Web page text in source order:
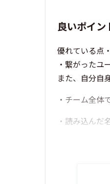
良いポイン
優れている点
・繋がったユ
また、自分自
・チーム全体
・読み込んだ